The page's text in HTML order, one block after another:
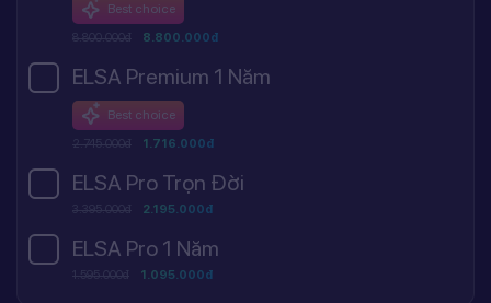
Best choice
8.800.000đ 8.800.000đ
ELSA Premium 1 Năm
Best choice
2.745.000đ 1.716.000đ
ELSA Pro Trọn Đời
3.395.000đ 2.195.000đ
ELSA Pro 1 Năm
1.595.000đ 1.095.000đ